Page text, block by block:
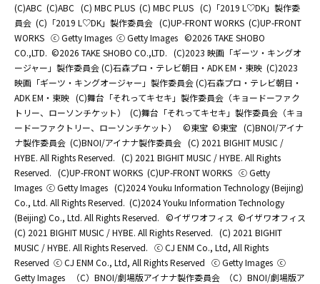
(C)ABC (C)ABC (C) MBC PLUS (C) MBC PLUS (C)「2019 L♡DK」製作委
員会 (C)「2019 L♡DK」製作委員会 (C)UP-FRONT WORKS (C)UP-FRONT
WORKS ⓒ Getty Images ⓒ Getty Images ©2026 TAKE SHOBO
CO.,LTD. ©2026 TAKE SHOBO CO.,LTD. (C)2023 映画「ギーツ・キングオ
ージャー」製作委員会 (C)石森プロ・テレビ朝日・ADK EM・東映 (C)2023
映画「ギーツ・キングオージャー」製作委員会 (C)石森プロ・テレビ朝日・
ADK EM・東映 (C)舞台「それってキセキ」製作委員会（キョードーファク
トリー、ローソンチケット）
(C)舞台「それってキセキ」製作委員会（キョ
ードーファクトリー、ローソンチケット）
©東宝 ©東宝 (C)BNOI/アイナ
ナ製作委員会 (C)BNOI/アイナナ製作委員会 (C) 2021 BIGHIT MUSIC /
HYBE. All Rights Reserved. (C) 2021 BIGHIT MUSIC / HYBE. All Rights
Reserved. (C)UP-FRONT WORKS (C)UP-FRONT WORKS ⓒ Getty
Images ⓒ Getty Images (C)2024 Youku Information Technology (Beijing)
Co., Ltd. All Rights Reserved. (C)2024 Youku Information Technology
(Beijing) Co., Ltd. All Rights Reserved. ©イザワオフィス ©イザワオフィス
(C) 2021 BIGHIT MUSIC / HYBE. All Rights Reserved. (C) 2021 BIGHIT
MUSIC / HYBE. All Rights Reserved. ⓒ CJ ENM Co., Ltd, All Rights
Reserved ⓒ CJ ENM Co., Ltd, All Rights Reserved ⓒ Getty Images ⓒ
Getty Images
（C）BNOI/劇場版アイナナ製作委員会
（C）BNOI/劇場版ア